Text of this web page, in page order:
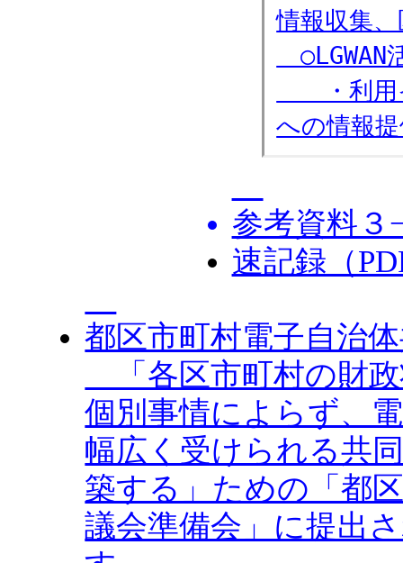
情報収集
○LGWAN
・利用イ
への情報
参考資料３
速記録（
都区市町村電子自治
「各区市町村の財
個別事情によらず、
幅広く受けられる共
築する」ための「都
議会準備会」に提出